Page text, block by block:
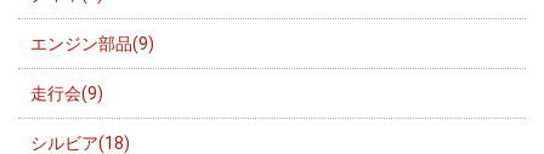
エンジン部品(9)
走行会(9)
シルビア(18)